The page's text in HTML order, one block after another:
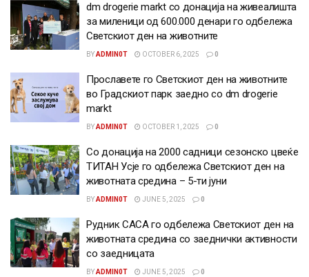
dm drogerie markt со донација на живеалишта
за миленици од 600.000 денари го одбележа
Светскиот ден на животните
BYADMIN0T OCTOBER 6, 2025 0
Прославете го Светскиот ден на животните
во Градскиот парк заедно со dm drogerie
markt
BYADMIN0T OCTOBER 1, 2025 0
Со донација на 2000 садници сезонско цвеќе
ТИТАН Усје го одбележа Светскиот ден на
животната средина – 5-ти јуни
BYADMIN0T JUNE 5, 2025 0
Рудник САСА го одбележа Светскиот ден на
животната средина со заеднички активности
со заедницата
BYADMIN0T JUNE 5, 2025 0